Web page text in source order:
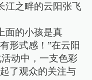
江之畔的云阳张飞
面的小孩是真
形式感！”在云阳
动中，一支色彩
了观众的关注与